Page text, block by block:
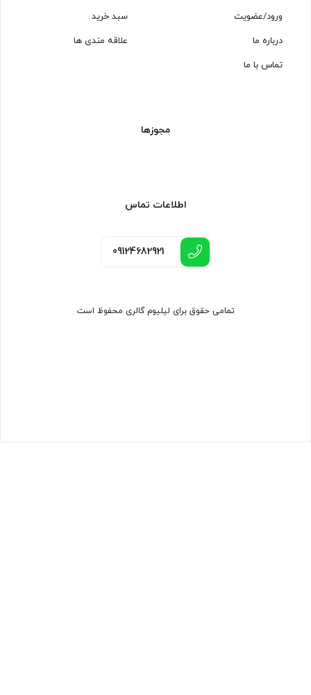
ورود/عضویت
درباره ما
تماس با ما
سبد خرید
علاقه مندی ها
مجوزها
اطلاعات تماس
09124682921
تمامی حقوق برای لیلیوم گالری محفوظ است